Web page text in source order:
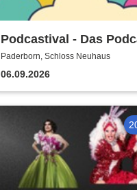
Podcastival - Das
Festival
Paderborn, Schloss Neuhaus
06.09.2026